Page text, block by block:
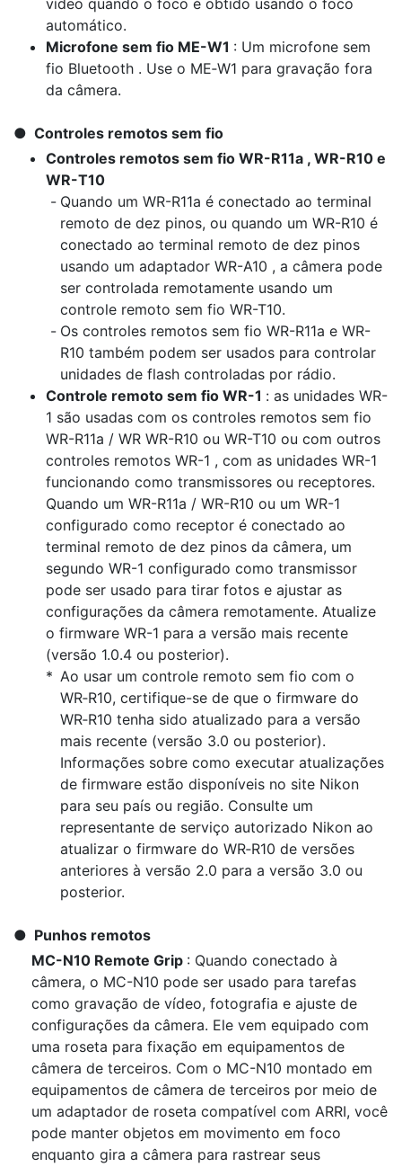
vídeo quando o foco é obtido usando o foco
automático.
Microfone sem fio ME-W1 : Um microfone sem
fio Bluetooth . Use o ME‑W1 para gravação fora
da câmera.
Controles remotos sem fio
Controles remotos sem fio WR-R11a , WR-R10 e
WR-T10
Quando um WR-R11a é conectado ao terminal
remoto de dez pinos, ou quando um WR-R10 é
conectado ao terminal remoto de dez pinos
usando um adaptador WR-A10 , a câmera pode
ser controlada remotamente usando um
controle remoto sem fio WR-T10.
Os controles remotos sem fio WR-R11a e WR-
R10 também podem ser usados para controlar
unidades de flash controladas por rádio.
Controle remoto sem fio WR-1 : as unidades WR-
1 são usadas com os controles remotos sem fio
WR-R11a / WR WR-R10 ou WR-T10 ou com outros
controles remotos WR-1 , com as unidades WR-1
funcionando como transmissores ou receptores.
Quando um WR-R11a / WR-R10 ou um WR-1
configurado como receptor é conectado ao
terminal remoto de dez pinos da câmera, um
segundo WR-1 configurado como transmissor
pode ser usado para tirar fotos e ajustar as
configurações da câmera remotamente. Atualize
o firmware WR-1 para a versão mais recente
(versão 1.0.4 ou posterior).
Ao usar um controle remoto sem fio com o
WR‑R10, certifique-se de que o firmware do
WR‑R10 tenha sido atualizado para a versão
mais recente (versão 3.0 ou posterior).
Informações sobre como executar atualizações
de firmware estão disponíveis no site Nikon
para seu país ou região. Consulte um
representante de serviço autorizado Nikon ao
atualizar o firmware do WR‑R10 de versões
anteriores à versão 2.0 para a versão 3.0 ou
posterior.
Punhos remotos
MC-N10 Remote Grip : Quando conectado à
câmera, o MC-N10 pode ser usado para tarefas
como gravação de vídeo, fotografia e ajuste de
configurações da câmera. Ele vem equipado com
uma roseta para fixação em equipamentos de
câmera de terceiros. Com o MC-N10 montado em
equipamentos de câmera de terceiros por meio de
um adaptador de roseta compatível com ARRI, você
pode manter objetos em movimento em foco
enquanto gira a câmera para rastrear seus